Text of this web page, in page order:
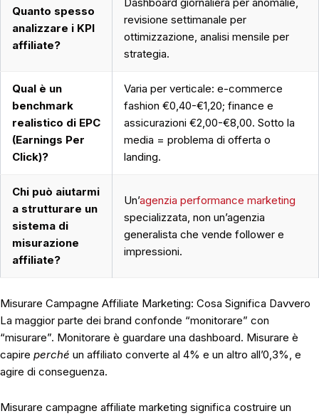
Quanto spesso
analizzare i KPI
affiliate?
revisione settimanale per
ottimizzazione, analisi mensile per
strategia.
Qual è un
benchmark
realistico di EPC
(Earnings Per
Click)?
Varia per verticale: e-commerce
fashion €0,40-€1,20; finance e
assicurazioni €2,00-€8,00. Sotto la
media = problema di offerta o
landing.
Chi può aiutarmi
a strutturare un
sistema di
misurazione
affiliate?
Un’agenzia performance marketing
specializzata, non un’agenzia
generalista che vende follower e
impressioni.
Misurare Campagne Affiliate Marketing: Cosa Significa Davvero
La maggior parte dei brand confonde “monitorare” con
“misurare”. Monitorare è guardare una dashboard. Misurare è
capire perché un affiliato converte al 4% e un altro all’0,3%, e
agire di conseguenza.
Misurare campagne affiliate marketing significa costruire un